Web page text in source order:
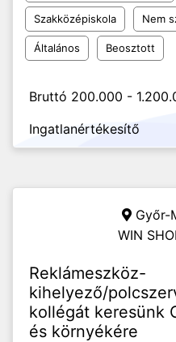
Szakközépiskola Nem
Általános Beosztott
Bruttó 200.000 -
Ingatlanértékesítő
Győr-
WIN
Reklámeszköz-
kihelyező/
kollégát keresünk
és környékére